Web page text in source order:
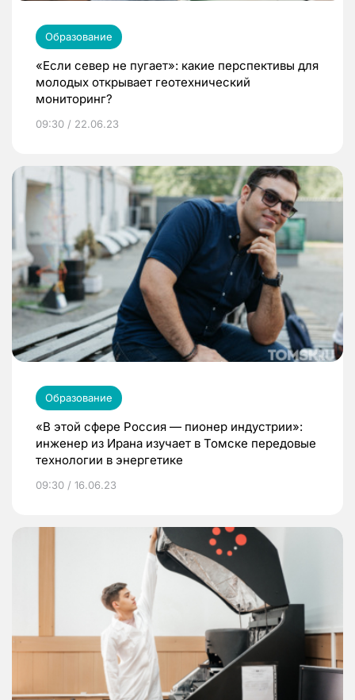
Образование
«Если север не пугает»: какие перспективы для
молодых открывает геотехнический
мониторинг?
09:30 / 22.06.23
Образование
«В этой сфере Россия — пионер индустрии»:
инженер из Ирана изучает в Томске передовые
технологии в энергетике
09:30 / 16.06.23